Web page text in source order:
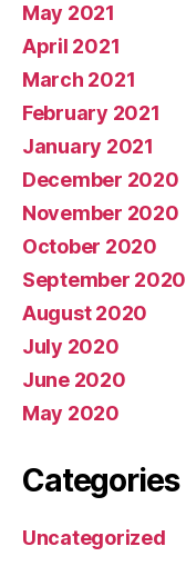
May 2021
April 2021
March 2021
February 2021
January 2021
December 2020
November 2020
October 2020
September 2020
August 2020
July 2020
June 2020
May 2020
Categories
Uncategorized